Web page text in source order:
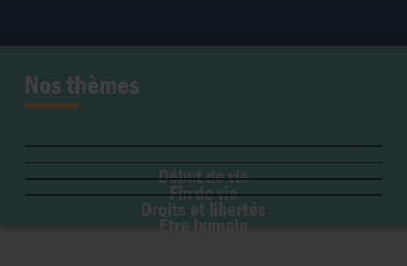
Nos thèmes
Début de vie
Fertilité et grossesse
Embryon
GPA
Avortement
Fin de vie
Euthanasie
Don d'organes
Droits et libertés
Liberté de conscience
Liberté institutionnelle
Accès aux origines
Être humain
Maladie & handicap
Genre & sexualité
Eugénisme
Transhumanisme